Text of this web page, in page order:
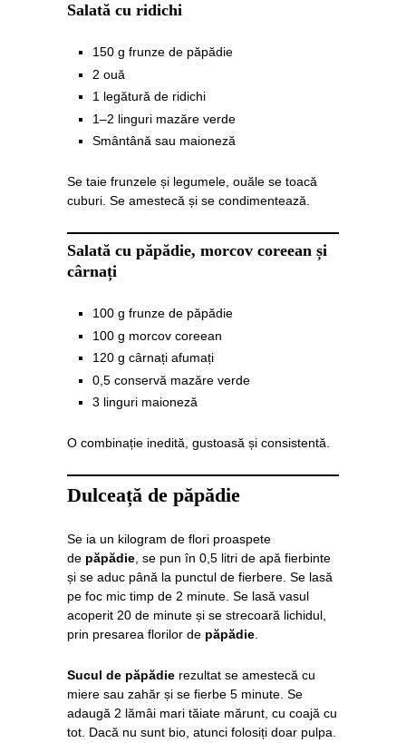
Salată cu ridichi
150 g frunze de păpădie
2 ouă
1 legătură de ridichi
1–2 linguri mazăre verde
Smântână sau maioneză
Se taie frunzele și legumele, ouăle se toacă
cuburi. Se amestecă și se condimentează.
Salată cu păpădie, morcov coreean și
cârnați
100 g frunze de păpădie
100 g morcov coreean
120 g cârnați afumați
0,5 conservă mazăre verde
3 linguri maioneză
O combinație inedită, gustoasă și consistentă.
Dulceață de păpădie
Se ia un kilogram de flori proaspete
de păpădie, se pun în 0,5 litri de apă fierbinte
și se aduc până la punctul de fierbere. Se lasă
pe foc mic timp de 2 minute. Se lasă vasul
acoperit 20 de minute și se strecoară lichidul,
prin presarea florilor de păpădie.
Sucul de păpădie rezultat se amestecă cu
miere sau zahăr și se fierbe 5 minute. Se
adaugă 2 lămâi mari tăiate mărunt, cu coajă cu
tot. Dacă nu sunt bio, atunci folosiți doar pulpa.